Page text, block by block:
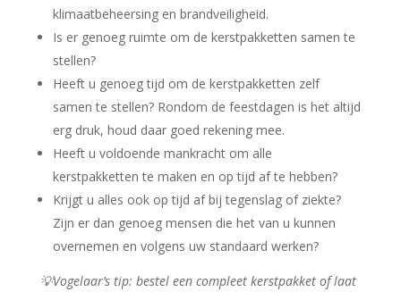
klimaatbeheersing en brandveiligheid.
Is er genoeg ruimte om de kerstpakketten samen te
stellen?
Heeft u genoeg tijd om de kerstpakketten zelf
samen te stellen? Rondom de feestdagen is het altijd
erg druk, houd daar goed rekening mee.
Heeft u voldoende mankracht om alle
kerstpakketten te maken en op tijd af te hebben?
Krijgt u alles ook op tijd af bij tegenslag of ziekte?
Zijn er dan genoeg mensen die het van u kunnen
overnemen en volgens uw standaard werken?
💡Vogelaar’s tip: bestel een compleet kerstpakket of laat